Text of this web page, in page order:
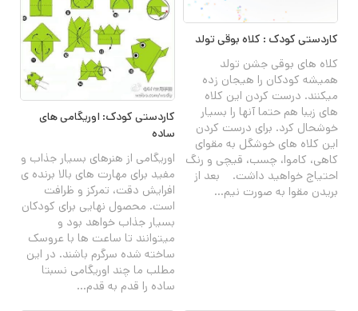
کاردستی کودک : کلاه بوقی تولد
کلاه های بوقی جشن تولد
همیشه کودکان را هیجان زده
میکنند. درست کردن این کلاه
های زیبا هم حتما آنها را بسیار
خوشحال کرد. برای درست کردن
این کلاه های خوشگل به مقوای
کاهی، کاموا، چسب، قیچی و رنگ
احتیاج خواهید داشت. بعد از
بریدن مقوا به صورت نیم...
کاردستی کودک: اوریگامی های
ساده
اوریگامی از هنرهای بسیار جذاب و
مفید برای مهارت های بالا برنده ی
افرایش دقت، تمرکز و ظرافت
است. محصول نهایی برای کودکان
بسیار جذاب خواهد بود و
میتوانند تا ساعت ها با عروسک
ساخته شده سرگرم باشند. در این
مطلب ما چند اوریگامی نسبتا
ساده را قدم به قدم...